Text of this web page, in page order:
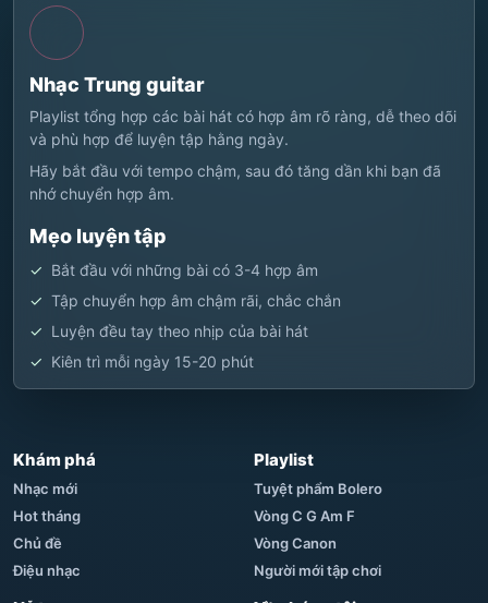
Nhạc Trung guitar
Playlist tổng hợp các bài hát có hợp âm rõ ràng, dễ theo dõi
và phù hợp để luyện tập hằng ngày.
Hãy bắt đầu với tempo chậm, sau đó tăng dần khi bạn đã
nhớ chuyển hợp âm.
Mẹo luyện tập
Bắt đầu với những bài có 3-4 hợp âm
Tập chuyển hợp âm chậm rãi, chắc chắn
Luyện đều tay theo nhịp của bài hát
Kiên trì mỗi ngày 15-20 phút
Khám phá
Nhạc mới
Hot tháng
Chủ đề
Điệu nhạc
Playlist
Tuyệt phẩm Bolero
Vòng C G Am F
Vòng Canon
Người mới tập chơi